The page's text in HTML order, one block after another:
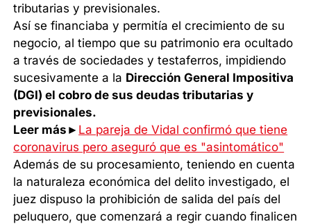
tributarias y previsionales.
Así se financiaba y permitía el crecimiento de su
negocio, al tiempo que su patrimonio era ocultado
a través de sociedades y testaferros, impidiendo
sucesivamente a la Dirección General Impositiva
(DGI) el cobro de sus deudas tributarias y
previsionales.
Leer más► La pareja de Vidal confirmó que tiene
coronavirus pero aseguró que es "asintomático"
Además de su procesamiento, teniendo en cuenta
la naturaleza económica del delito investigado, el
juez dispuso la prohibición de salida del país del
peluquero, que comenzará a regir cuando finalicen